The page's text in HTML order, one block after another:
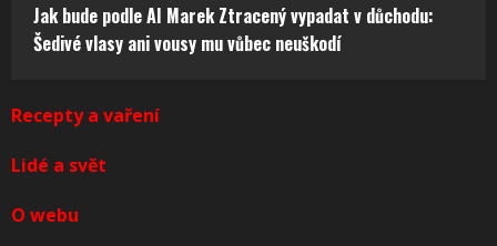
Jak bude podle AI Marek Ztracený vypadat v důchodu:
Šedivé vlasy ani vousy mu vůbec neuškodí
Recepty a vaření
Lidé a svět
O webu